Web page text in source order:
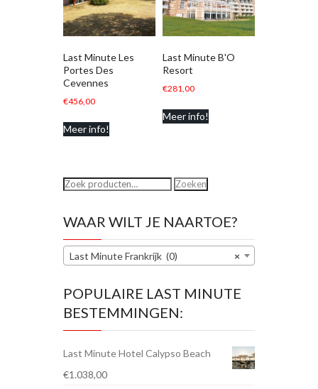
Last Minute Les
Portes Des
Cevennes
€456,00
Meer info!
Last Minute B'O
Resort
€281,00
Meer info!
Zoeken
Zoeken
WAAR WILT JE NAARTOE?
×
Last Minute Frankrijk (0)
POPULAIRE LAST MINUTE
BESTEMMINGEN:
Last Minute Hotel Calypso Beach
€1.038,00